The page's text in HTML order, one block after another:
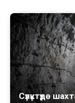
Сүлүктүдө